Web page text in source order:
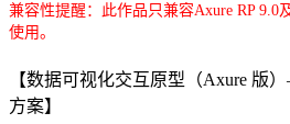
兼容性提醒：此作品只兼容Axure RP 9.0
使用。
【数据可视化交互原型（Axure
方案】